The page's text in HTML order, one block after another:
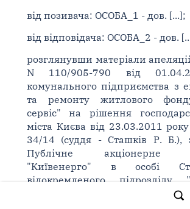
від позивача: ОСОБА_1 - дов. [...];
від відповідача: ОСОБА_2 - дов.
розглянувши матеріали
N 110/905-790 від
комунального підприємства з
та ремонту житлового
сервіс" на рішення
міста Києва від 23.03.2011
34/14 (суддя - Сташків Р. Б.),
Публічне акціонерне
"Київенерго" в особі
відокремленого підрозділу
Київенерго" до комунального